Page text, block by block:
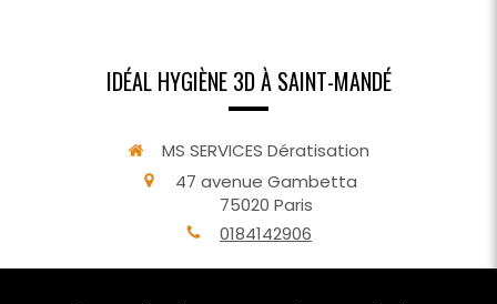
IDÉAL HYGIÈNE 3D À SAINT-MANDÉ
MS SERVICES Dératisation
47 avenue Gambetta
75020 Paris
0184142906